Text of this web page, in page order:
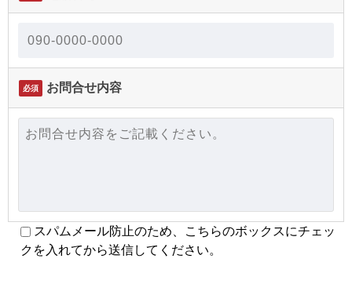
必須 お問合せ内容
スパムメール防止のため、こちらのボックスにチェッ
クを入れてから送信してください。